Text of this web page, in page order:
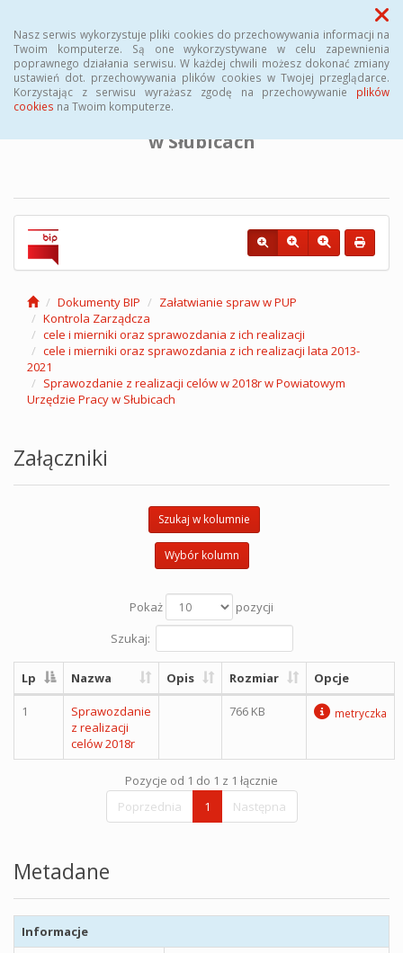
Nasz serwis wykorzystuje pliki cookies do przechowywania informacji na
Twoim komputerze. Są one wykorzystywane w celu zapewnienia
poprawnego działania serwisu. W każdej chwili możesz dokonać zmiany
ustawień dot. przechowywania plików cookies w Twojej przeglądarce.
Korzystając z serwisu wyrażasz zgodę na przechowywanie plików
cookies na Twoim komputerze.
Menu
BIULETYN INFORMACJI PUBLICZNEJ
Powiatowego Urzędu Pracy
w Słubicach
Dokumenty BIP
Załatwianie spraw w PUP
Kontrola Zarządcza
cele i mierniki oraz sprawozdania z ich realizacji
cele i mierniki oraz sprawozdania z ich realizacji lata 2013-
2021
Sprawozdanie z realizacji celów w 2018r w Powiatowym
Urzędzie Pracy w Słubicach
Załączniki
Szukaj w kolumnie
Wybór kolumn
Pokaż
pozycji
Szukaj:
Lp Nazwa Opis Rozmiar Opcje
1
Sprawozdanie
z realizacji
celów 2018r
766 KB metryczka
Pozycje od 1 do 1 z 1 łącznie
Poprzednia
1 Następna
Metadane
Informacje